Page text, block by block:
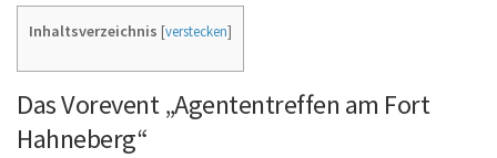
Inhaltsverzeichnis [verstecken]
Das Vorevent „Agententreffen am Fort
Hahneberg“